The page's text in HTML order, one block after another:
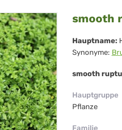
smooth
Hauptname:
Synonyme:
smooth
Hauptgruppe
Pflanze
Familie